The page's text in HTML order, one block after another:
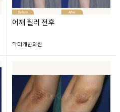
어깨 필러 전후
닥터케빈의원